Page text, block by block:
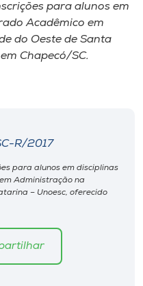
para alunos em
Acadêmico em
do Oeste de Santa
Chapecó/SC.
R/2017
para alunos em disciplinas
Administração na
– Unoesc, oferecido